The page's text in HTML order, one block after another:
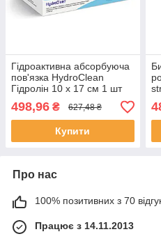
Гідроактивна абсорбуюча
пов'язка HydroClean
Гідролін 10 х 17 см 1 шт
498,96 ₴ 627,48 ₴
Купити
Про нас
100% позитивних з 70
Працює з 14.11.2013